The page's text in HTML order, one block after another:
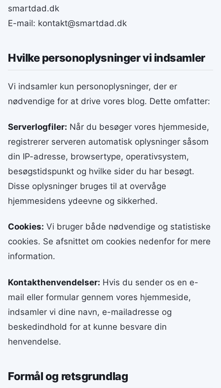
smartdad.dk
E-mail: kontakt@smartdad.dk
Hvilke personoplysninger vi indsamler
Vi indsamler kun personoplysninger, der er
nødvendige for at drive vores blog. Dette omfatter:
Serverlogfiler: Når du besøger vores hjemmeside,
registrerer serveren automatisk oplysninger såsom
din IP-adresse, browsertype, operativsystem,
besøgstidspunkt og hvilke sider du har besøgt.
Disse oplysninger bruges til at overvåge
hjemmesidens ydeevne og sikkerhed.
Cookies: Vi bruger både nødvendige og statistiske
cookies. Se afsnittet om cookies nedenfor for mere
information.
Kontakthenvendelser: Hvis du sender os en e-
mail eller formular gennem vores hjemmeside,
indsamler vi dine navn, e-mailadresse og
beskedindhold for at kunne besvare din
henvendelse.
Formål og retsgrundlag